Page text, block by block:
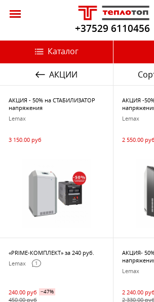
+37529 6110456
Каталог
АКЦИИ
АКЦИЯ - 50% на СТАБИЛИЗАТОР
напряжения
Lemax
3 150.00 руб
АКЦИЯ -
Lemax
2 550.00 руб
«PRIME-КОМПЛЕКТ» за 240 руб.
Lemax
1
240.00 руб
450.00 руб
−47%
АКЦИЯ-
Lemax
2 240.00 руб
2 330.00